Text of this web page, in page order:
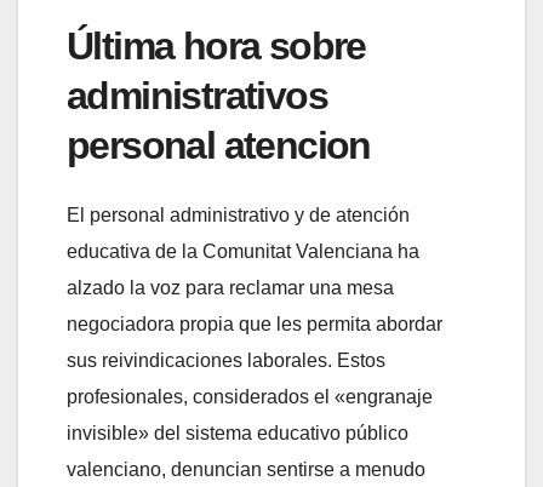
Última hora sobre
administrativos
personal atencion
El personal administrativo y de atención
educativa de la Comunitat Valenciana ha
alzado la voz para reclamar una mesa
negociadora propia que les permita abordar
sus reivindicaciones laborales. Estos
profesionales, considerados el «engranaje
invisible» del sistema educativo público
valenciano, denuncian sentirse a menudo